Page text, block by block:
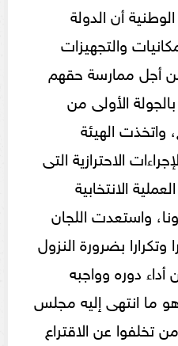
أن الدولة
والتجهيزات
من أجل ممارسة حقهم
الأولى من
الهيئة
الاحترازية التى
الانتخابية
واستعدت اللجان
بضرورة النزول
دوره وواجبه
ما انتهى إليه مجلس
تخلفوا عن الاقتراع